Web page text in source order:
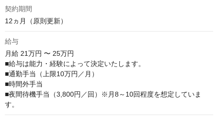
契約期間
12ヵ月（原則更新）
給与
月給 21万円 〜 25万円
■給与は能力・経験によって決定いたします。
■通勤手当（上限10万円／月）
■時間外手当
■夜間待機手当（3,800円／回）※月8～10回程度を想定していま
す。